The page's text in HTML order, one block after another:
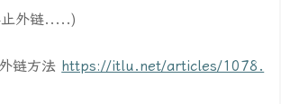
外链.....)
链方法 https://itlu.net/articles/1078.